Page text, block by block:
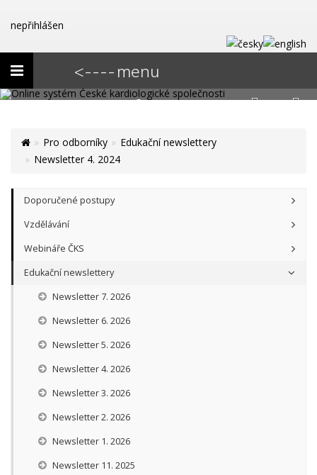
nepřihlášen
Toggle
<---- menu
Pro odborníky
Edukační newslettery
Newsletter 4. 2024
Doporučené postupy
Vzdělávání
Webináře ČKS
Edukační newslettery
Newsletter 7. 2026
Newsletter 6. 2026
Newsletter 5. 2026
Newsletter 4. 2026
Newsletter 3. 2026
Newsletter 2. 2026
Newsletter 1. 2026
Newsletter 11. 2025